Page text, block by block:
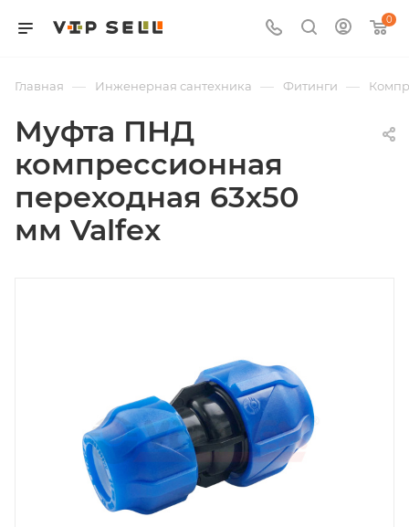
0
Главная — Инженерная сантехника — Фитинги —
Муфта ПНД
компрессионная
переходная 63х50
мм Valfex